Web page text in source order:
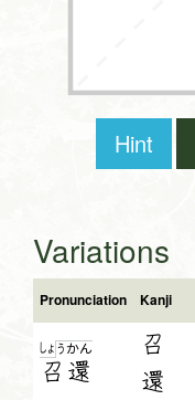
Hint
Variations
Pronunciation Kanji
しょ う
召
かん
還
召
還